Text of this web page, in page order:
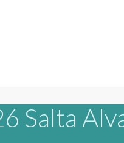
Salta